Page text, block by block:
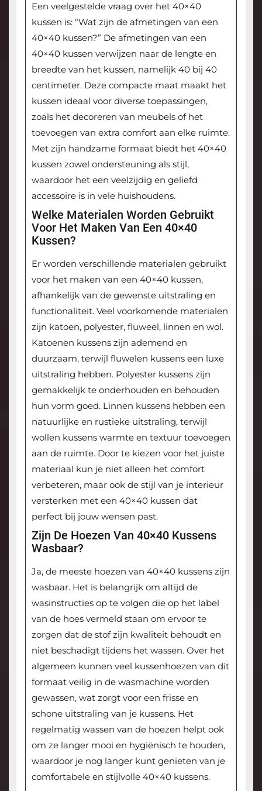
Een veelgestelde vraag over het 40×40
kussen is: “Wat zijn de afmetingen van een
40×40 kussen?” De afmetingen van een
40×40 kussen verwijzen naar de lengte en
breedte van het kussen, namelijk 40 bij 40
centimeter. Deze compacte maat maakt het
kussen ideaal voor diverse toepassingen,
zoals het decoreren van meubels of het
toevoegen van extra comfort aan elke ruimte.
Met zijn handzame formaat biedt het 40×40
kussen zowel ondersteuning als stijl,
waardoor het een veelzijdig en geliefd
accessoire is in vele huishoudens.
Welke Materialen Worden Gebruikt
Voor Het Maken Van Een 40×40
Kussen?
Er worden verschillende materialen gebruikt
voor het maken van een 40×40 kussen,
afhankelijk van de gewenste uitstraling en
functionaliteit. Veel voorkomende materialen
zijn katoen, polyester, fluweel, linnen en wol.
Katoenen kussens zijn ademend en
duurzaam, terwijl fluwelen kussens een luxe
uitstraling hebben. Polyester kussens zijn
gemakkelijk te onderhouden en behouden
hun vorm goed. Linnen kussens hebben een
natuurlijke en rustieke uitstraling, terwijl
wollen kussens warmte en textuur toevoegen
aan de ruimte. Door te kiezen voor het juiste
materiaal kun je niet alleen het comfort
verbeteren, maar ook de stijl van je interieur
versterken met een 40×40 kussen dat
perfect bij jouw wensen past.
Zijn De Hoezen Van 40×40 Kussens
Wasbaar?
Ja, de meeste hoezen van 40×40 kussens zijn
wasbaar. Het is belangrijk om altijd de
wasinstructies op te volgen die op het label
van de hoes vermeld staan om ervoor te
zorgen dat de stof zijn kwaliteit behoudt en
niet beschadigt tijdens het wassen. Over het
algemeen kunnen veel kussenhoezen van dit
formaat veilig in de wasmachine worden
gewassen, wat zorgt voor een frisse en
schone uitstraling van je kussens. Het
regelmatig wassen van de hoezen helpt ook
om ze langer mooi en hygiënisch te houden,
waardoor je nog langer kunt genieten van je
comfortabele en stijlvolle 40×40 kussens.